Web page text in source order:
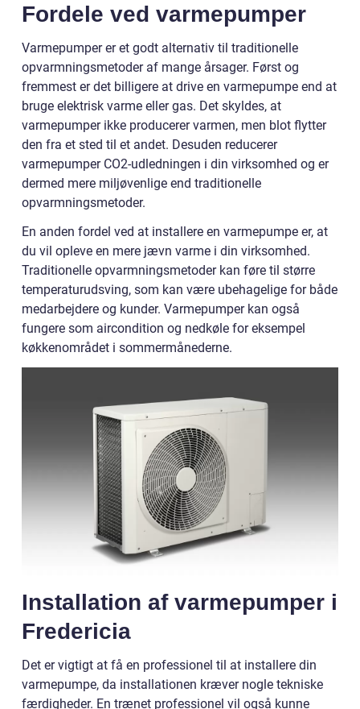
Fordele ved varmepumper
Varmepumper er et godt alternativ til traditionelle
opvarmningsmetoder af mange årsager. Først og
fremmest er det billigere at drive en varmepumpe end at
bruge elektrisk varme eller gas. Det skyldes, at
varmepumper ikke producerer varmen, men blot flytter
den fra et sted til et andet. Desuden reducerer
varmepumper CO2-udledningen i din virksomhed og er
dermed mere miljøvenlige end traditionelle
opvarmningsmetoder.
En anden fordel ved at installere en varmepumpe er, at
du vil opleve en mere jævn varme i din virksomhed.
Traditionelle opvarmningsmetoder kan føre til større
temperaturudsving, som kan være ubehagelige for både
medarbejdere og kunder. Varmepumper kan også
fungere som aircondition og nedkøle for eksempel
køkkenområdet i sommermånederne.
Installation af varmepumper i
Fredericia
Det er vigtigt at få en professionel til at installere din
varmepumpe, da installationen kræver nogle tekniske
færdigheder. En trænet professionel vil også kunne